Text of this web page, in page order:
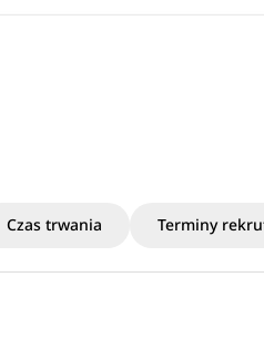
Czas trwania Terminy